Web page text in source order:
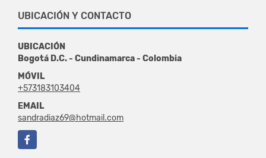
UBICACIÓN Y CONTACTO
UBICACIÓN
Bogotá D.C. - Cundinamarca - Colombia
MÓVIL
+573183103404
EMAIL
sandradiaz69@hotmail.com
Facebook